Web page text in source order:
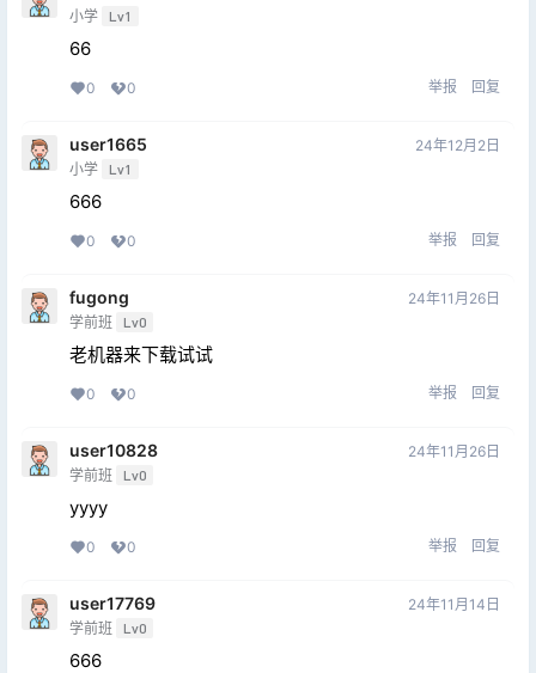
小学 Lv1
66
0 0 举报 回复
user1665
小学 Lv1
24年12月2日
666
0 0 举报 回复
fugong
学前班 Lv0
24年11月26日
老机器来下载试试
0 0 举报 回复
user10828
学前班 Lv0
24年11月26日
yyyy
0 0 举报 回复
user17769
学前班 Lv0
24年11月14日
666